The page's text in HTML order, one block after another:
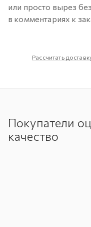
или просто вырез
в комментариях к
Рассчитать
Покупатели
качество